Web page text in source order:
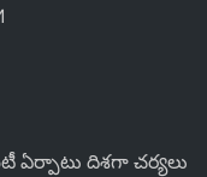
దిశగా చర్యలు